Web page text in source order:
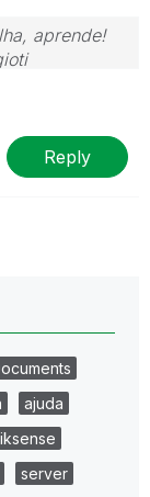
aprende!
Reply
ajuda
server